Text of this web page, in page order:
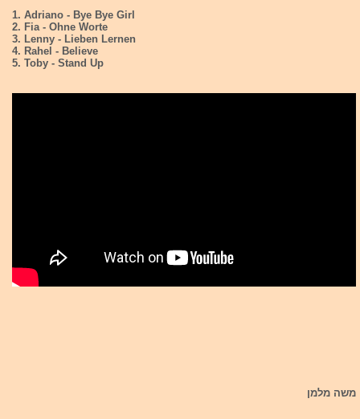
1. Adriano - Bye Bye Girl
2. Fia - Ohne Worte
3. Lenny - Lieben Lernen
4. Rahel - Believe
5. Toby - Stand Up
משה מלמן